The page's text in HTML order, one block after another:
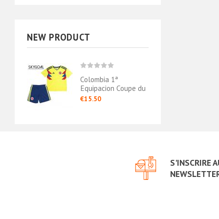
NEW PRODUCT
Colombia 1ª
Equipacion Coupe du
Monde 2018 -
€15.50
S'INSCRIRE